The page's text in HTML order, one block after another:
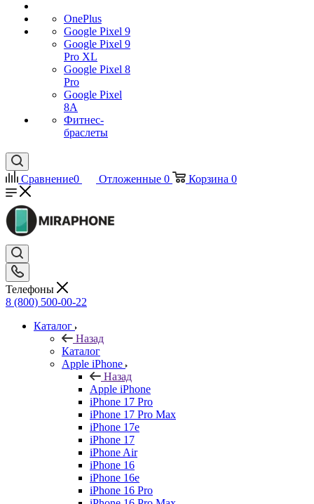
OnePlus
Google Pixel 9
Google Pixel 9
Pro XL
Google Pixel 8
Pro
Google Pixel
8A
Фитнес-
браслеты
Сравнение0 Отложенные 0 Корзина 0
Телефоны
8 (800) 500-00-22
Каталог
Назад
Каталог
Apple iPhone
Назад
Apple iPhone
iPhone 17 Pro
iPhone 17 Pro Max
iPhone 17e
iPhone 17
iPhone Air
iPhone 16
iPhone 16e
iPhone 16 Pro